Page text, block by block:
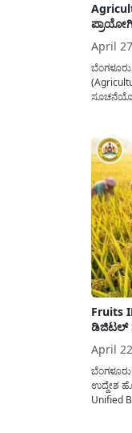
April
ಇದರಿಂದಾಗಿ
ನಡೆಸಲು
Fruits
ಡಿಜಿಟಲ್
April
ಉದ್ದೇಶ
Unified